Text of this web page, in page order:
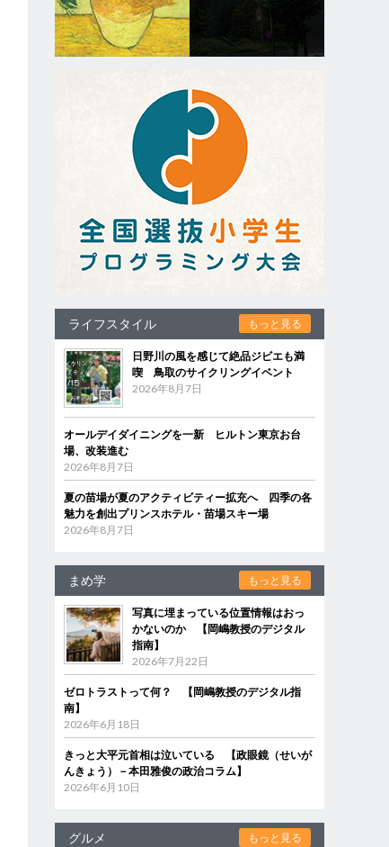
ライフスタイル もっと見る
日野川の風を感じて絶品ジビエも満
喫 鳥取のサイクリングイベント
2026年8月7日
オールデイダイニングを一新 ヒルトン東京お台
場、改装進む
2026年8月7日
夏の苗場が夏のアクティビティー拡充へ 四季の各
魅力を創出プリンスホテル・苗場スキー場
2026年8月7日
まめ学 もっと見る
写真に埋まっている位置情報はおっ
かないのか 【岡嶋教授のデジタル
指南】
2026年7月22日
ゼロトラストって何？ 【岡嶋教授のデジタル指
南】
2026年6月18日
きっと大平元首相は泣いている 【政眼鏡（せいが
んきょう）－本田雅俊の政治コラム】
2026年6月10日
グルメ もっと見る